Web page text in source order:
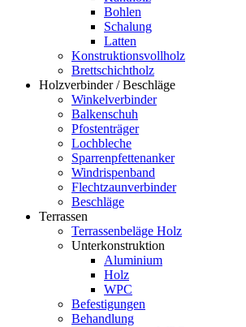
Bohlen
Schalung
Latten
Konstruktionsvollholz
Brettschichtholz
Holzverbinder / Beschläge
Winkelverbinder
Balkenschuh
Pfostenträger
Lochbleche
Sparrenpfettenanker
Windrispenband
Flechtzaunverbinder
Beschläge
Terrassen
Terrassenbeläge Holz
Unterkonstruktion
Aluminium
Holz
WPC
Befestigungen
Behandlung